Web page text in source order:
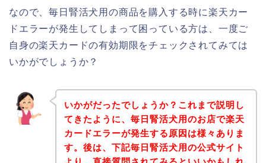
なので、毎日腎活犬用の商品を購入する時に楽天カー
ドエラーが発生してしまって困っている方は、一度ご
自身の楽天カードの有効期限をチェックされてみては
いかがでしょうか？
いかがだったでしょうか？これまで説明し
てきたように、毎日腎活犬用のお店で楽天
カードエラーが発生する原因は様々ありま
す。後は、下記毎日腎活犬用の公式サイト